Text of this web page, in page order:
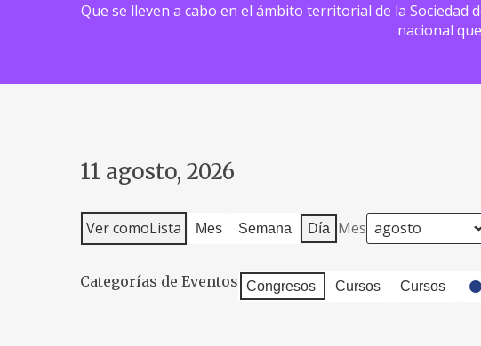
Que se lleven a cabo en el ámbito territorial de la Sociedad
nacional
11 agosto, 2026
Ver comoLista Mes Semana Día Mes
Categorías de Eventos Congresos Cursos Cursos